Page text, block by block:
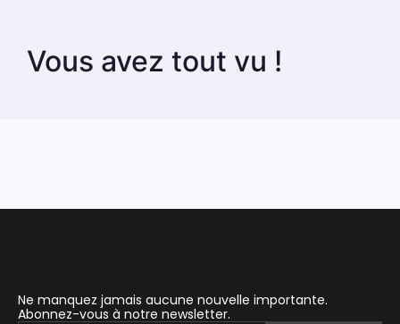
Vous avez tout vu !
Ne manquez jamais aucune nouvelle importante.
Abonnez-vous à notre newsletter.